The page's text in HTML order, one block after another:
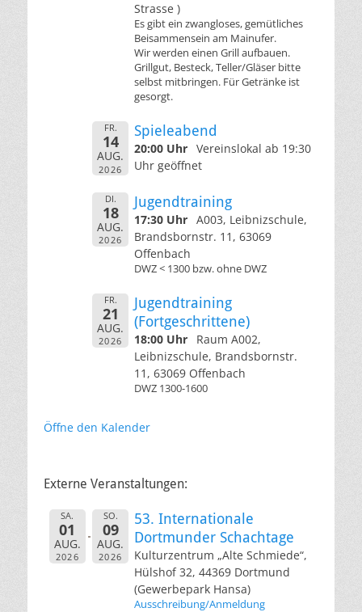
Strasse )
Es gibt ein zwangloses, gemütliches
Beisammensein am Mainufer.
Wir werden einen Grill aufbauen.
Grillgut, Besteck, Teller/Gläser bitte
selbst mitbringen. Für Getränke ist
gesorgt.
FR.
14
AUG.
2026
Spieleabend
20:00 Uhr Vereinslokal ab 19:30
Uhr geöffnet
DI.
18
AUG.
2026
Jugendtraining
17:30 Uhr A003, Leibnizschule,
Brandsbornstr. 11, 63069
Offenbach
DWZ < 1300 bzw. ohne DWZ
FR.
21
AUG.
2026
Jugendtraining
(Fortgeschrittene)
18:00 Uhr
Raum A002,
Leibnizschule, Brandsbornstr.
11, 63069 Offenbach
DWZ 1300-1600
Öffne den Kalender
Externe Veranstaltungen:
SA.
01
AUG.
2026
SO.
09
AUG.
2026
53. Internationale
Dortmunder Schachtage
Kulturzentrum „Alte Schmiede“,
Hülshof 32, 44369 Dortmund
(Gewerbepark Hansa)
Ausschreibung/Anmeldung